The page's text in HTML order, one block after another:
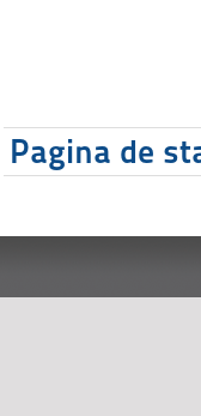
Pagina de